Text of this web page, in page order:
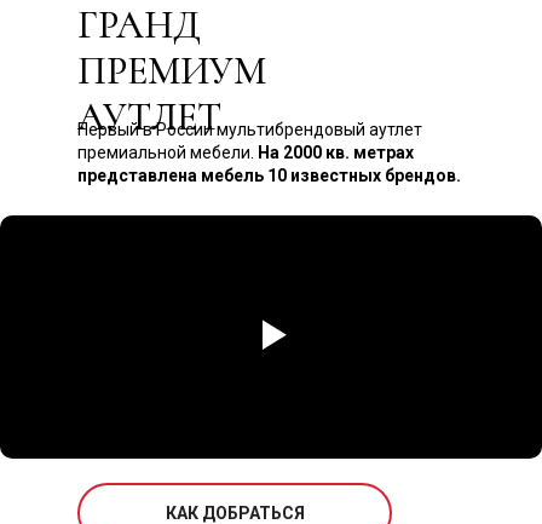
ГРАНД
ПРЕМИУМ
АУТЛЕТ
Первый в России мультибрендовый аутлет
премиальной мебели. На 2000 кв. метрах
представлена мебель 10 известных брендов.
КАК ДОБРАТЬСЯ